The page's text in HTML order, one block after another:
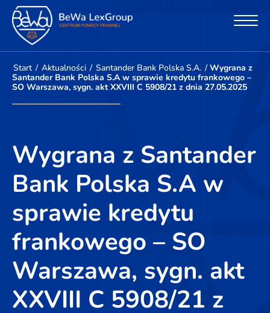
Start / Aktualności / Santander Bank Polska S.A. / Wygrana z
Santander Bank Polska S.A w sprawie kredytu frankowego –
SO Warszawa, sygn. akt XXVIII C 5908/21 z dnia 27.05.2025
Wygrana z Santander
Bank Polska S.A w
sprawie kredytu
frankowego – SO
Warszawa, sygn. akt
XXVIII C 5908/21 z